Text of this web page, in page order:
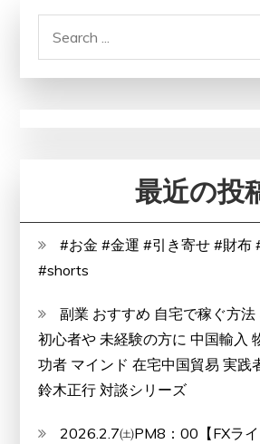
退！
最近の投
#お金 #金運 #引き寄せ #財布
#shorts
副業 おすすめ 自宅で稼ぐ方法
初心者や 未経験の方に 中国輸入
功者 マインド 在宅中国貿易 実践
鈴木正行 対談シリーズ
2026.2.7㈯PM8：00【FXラ